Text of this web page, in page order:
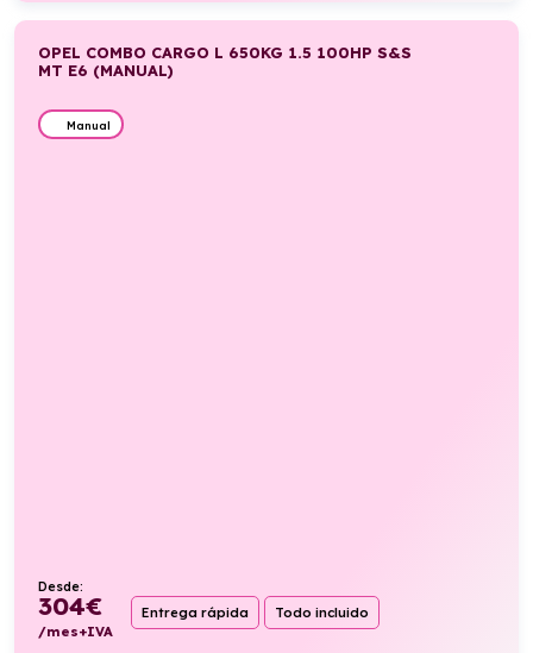
OPEL COMBO CARGO L 650KG 1.5 100HP S&S
MT E6 (MANUAL)
Manual
Desde:
304€
/mes+IVA
Entrega rápida Todo incluido